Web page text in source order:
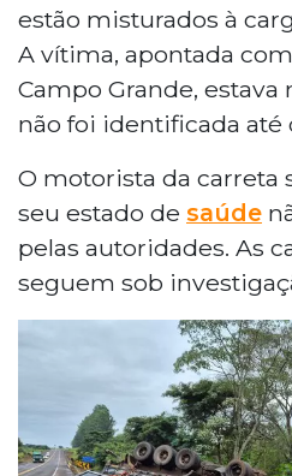
estão misturados à
A vítima, apontada
Campo Grande, estava
não foi identificada até
O motorista da carreta
seu estado de saúde
pelas autoridades. As
seguem sob